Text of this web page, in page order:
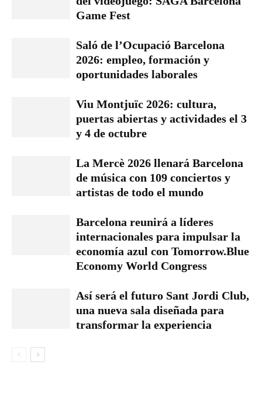
Game Fest
Saló de l’Ocupació Barcelona
2026: empleo, formación y
oportunidades laborales
Viu Montjuïc 2026: cultura,
puertas abiertas y actividades el 3
y 4 de octubre
La Mercè 2026 llenará Barcelona
de música con 109 conciertos y
artistas de todo el mundo
Barcelona reunirá a líderes
internacionales para impulsar la
economía azul con Tomorrow.Blue
Economy World Congress
Así será el futuro Sant Jordi Club,
una nueva sala diseñada para
transformar la experiencia